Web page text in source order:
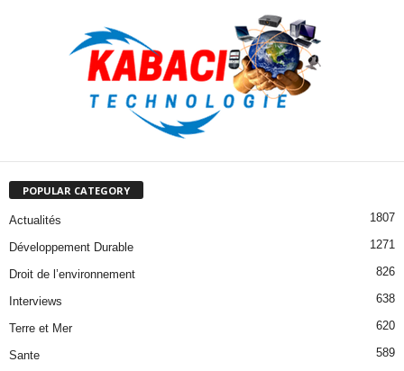
POPULAR CATEGORY
Actualités 1807
Développement Durable 1271
Droit de l’environnement 826
Interviews 638
Terre et Mer 620
Sante 589